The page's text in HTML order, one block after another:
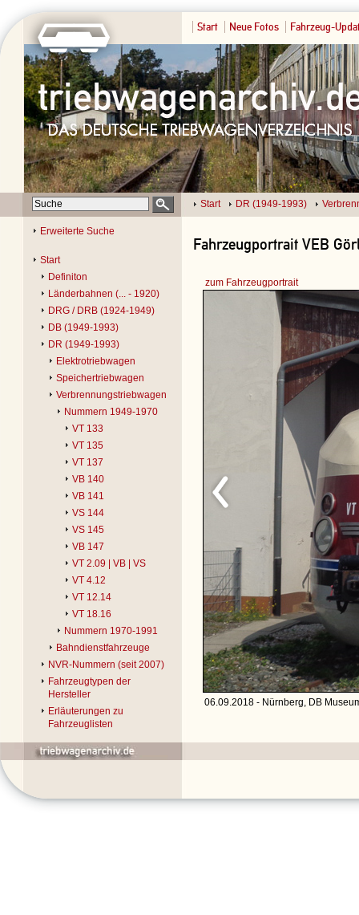
Start Neue Fotos Fahrzeug-
Start DR (1949-1993)
Erweiterte Suche
Start
Definiton
Länderbahnen (... - 1920)
DRG / DRB (1924-1949)
DB (1949-1993)
DR (1949-1993)
Elektrotriebwagen
Speichertriebwagen
Verbrennungstriebwagen
Nummern 1949-1970
VT 133
VT 135
VT 137
VB 140
VB 141
VS 144
VS 145
VB 147
VT 2.09 | VB | VS
VT 4.12
VT 12.14
VT 18.16
Nummern 1970-1991
Bahndienstfahrzeuge
NVR-Nummern (seit 2007)
Fahrzeugtypen der
Hersteller
Erläuterungen zu
Fahrzeuglisten
Fahrzeugportrait VEB
zum Fahrzeugportrait
06.09.2018 - Nürnberg, DB